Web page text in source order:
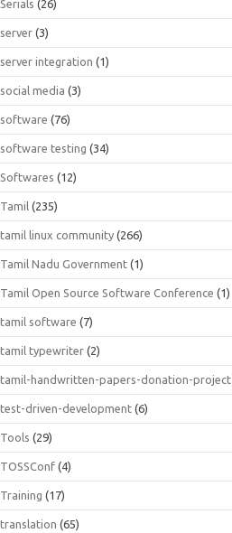
Serials (26)
server (3)
server integration (1)
social media (3)
software (76)
software testing (34)
Softwares (12)
Tamil (235)
tamil linux community (266)
Tamil Nadu Government (1)
Tamil Open Source Software Conference (1)
tamil software (7)
tamil typewriter (2)
tamil-handwritten-papers-donation-project
test-driven-development (6)
Tools (29)
TOSSConf (4)
Training (17)
translation (65)